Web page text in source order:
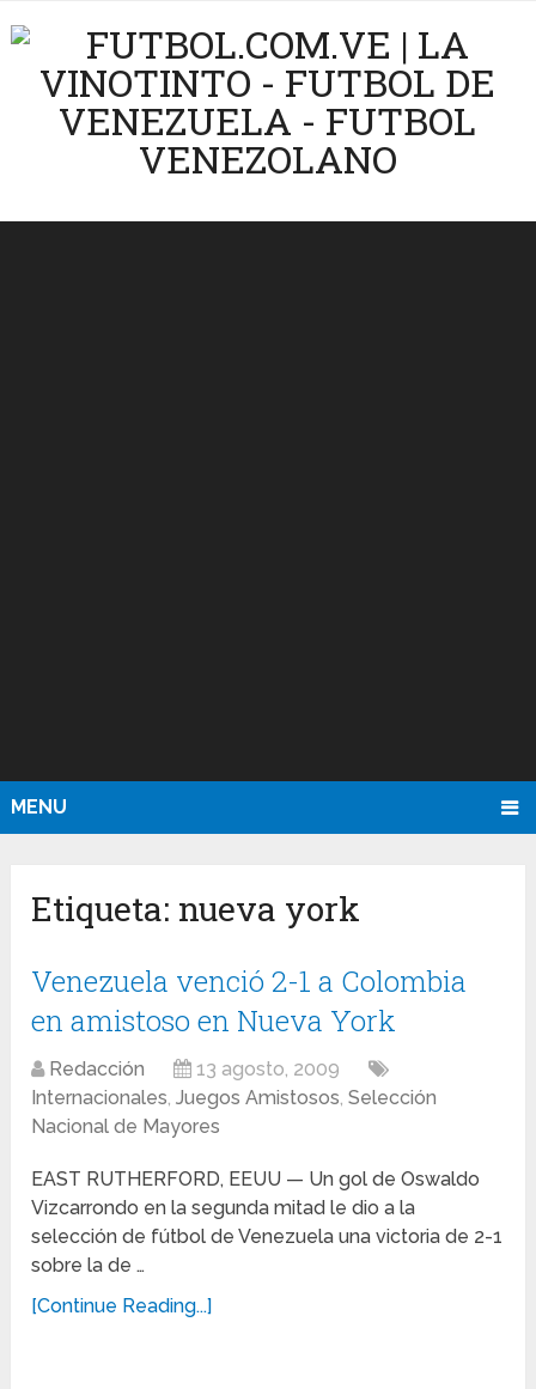
MENU
Etiqueta: nueva york
Venezuela venció 2-1 a Colombia
en amistoso en Nueva York
Redacción
13 agosto, 2009
Internacionales,Juegos Amistosos,Selección
Nacional de Mayores
EAST RUTHERFORD, EEUU — Un gol de Oswaldo
Vizcarrondo en la segunda mitad le dio a la
selección de fútbol de Venezuela una victoria de 2-1
sobre la de …
[Continue Reading...]